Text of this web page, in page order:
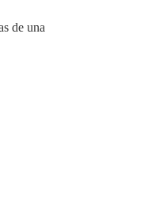
de una